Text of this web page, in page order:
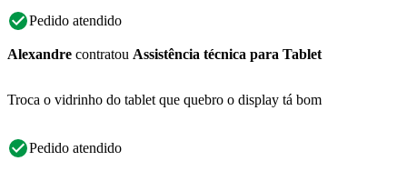
Pedido atendido
Alexandre contratou Assistência técnica para Tablet
Troca o vidrinho do tablet que quebro o display tá bom
Pedido atendido